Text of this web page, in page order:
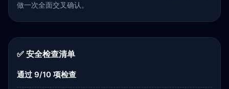
做一次全面交叉确认。
✅ 安全检查清单
通过 9/10 项检查